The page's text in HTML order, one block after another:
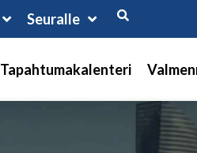
Seuralle
Tapahtumakalenteri